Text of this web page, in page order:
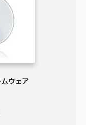
ウェア